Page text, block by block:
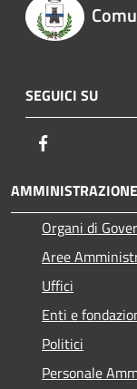
SEGUICI SU
AMMINISTRAZIONE
Organi di
Aree
Uffici
Enti e
Politici
Personale